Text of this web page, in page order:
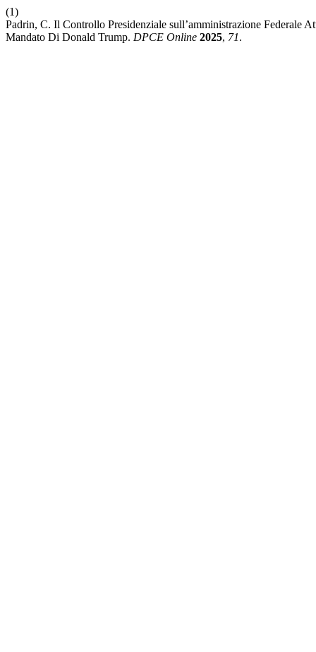
(1)
Padrin, C. Il Controllo Presidenziale sull’amministrazione
Mandato Di Donald Trump. DPCE Online 2025, 71.